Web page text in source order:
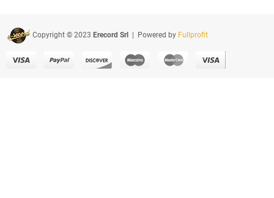
Copyright © 2023 Erecord Srl | Powered by Fullprofit